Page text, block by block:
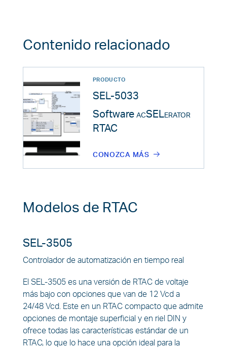
Contenido relacionado
PRODUCTO
SEL-5033
Software acSELerator
RTAC
CONOZCA MÁS
Modelos de RTAC
SEL-3505
Controlador de automatización en tiempo real
El SEL-3505 es una versión de RTAC de voltaje
más bajo con opciones que van de 12 Vcd a
24/48 Vcd. Este en un RTAC compacto que admite
opciones de montaje superficial y en riel DIN y
ofrece todas las características estándar de un
RTAC, lo que lo hace una opción ideal para la